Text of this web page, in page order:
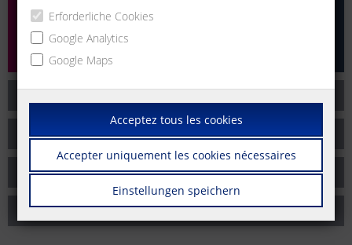
Tolérance zéro
Sélection de nos partenaires commerciaux
Respecter les lois
Erforderliche Cookies
Google Analytics
Google Maps
Acceptez tous les cookies
Accepter uniquement les cookies nécessaires
Einstellungen speichern